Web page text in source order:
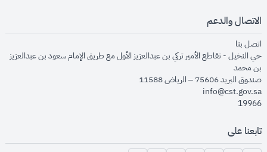
الاتصال والدعم
اتصل بنا
حي النخيل - تقاطع الأمير تركي بن عبدالعزيز الأول مع طريق الإمام سعود بن عبدالعزيز
بن محمد
صندوق البريد 75606 – الرياض 11588
info@cst.gov.sa
19966
تابعنا على